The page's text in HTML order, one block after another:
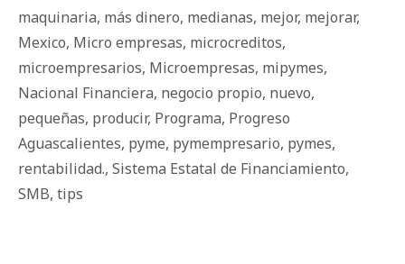
maquinaria, más dinero, medianas, mejor, mejorar,
Mexico, Micro empresas, microcreditos,
microempresarios, Microempresas, mipymes,
Nacional Financiera, negocio propio, nuevo,
pequeñas, producir, Programa, Progreso
Aguascalientes, pyme, pymempresario, pymes,
rentabilidad., Sistema Estatal de Financiamiento,
SMB, tips